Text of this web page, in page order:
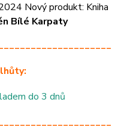
Nový produkt: Kniha
Bílé Karpaty
do 3 dnů